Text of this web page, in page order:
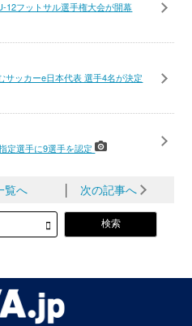
12フットサル選手権大会が開幕
サッカーe日本代表 選手4名が決定
定選手に9選手を認定
覧へ │ 次の記事へ